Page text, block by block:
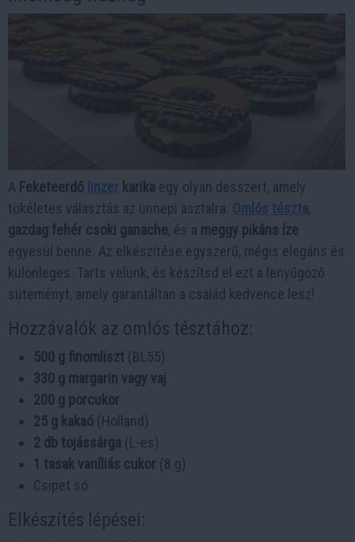
A Feketeerdő linzer karika egy olyan desszert, amely
tökéletes választás az ünnepi asztalra. Omlós tészta,
gazdag fehér csoki ganache, és a meggy pikáns íze
egyesül benne. Az elkészítése egyszerű, mégis elegáns és
különleges. Tarts velünk, és készítsd el ezt a lenyűgöző
süteményt, amely garantáltan a család kedvence lesz!
Hozzávalók az omlós tésztához:
500 g finomliszt (BL55)
330 g margarin vagy vaj
200 g porcukor
25 g kakaó (Holland)
2 db tojássárga (L-es)
1 tasak vaníliás cukor (8 g)
Csipet só
Elkészítés lépései: